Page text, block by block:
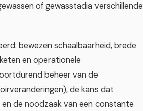
of gewasstadia verschillende
bewezen schaalbaarheid, brede
en operationele
beheer van de
de kans dat
de noodzaak van een constante